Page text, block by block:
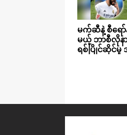
မက်ဆီနဲ့ စီရေ
မယ့် ဘာစီလိုန
ရစ်ပြိုင်ဆိုင်မှု